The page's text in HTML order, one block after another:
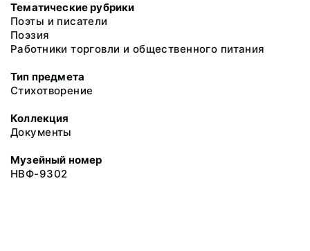
Тематические рубрики
Поэты и писатели
Поэзия
Работники торговли и общественного питания
Тип предмета
Стихотворение
Коллекция
Документы
Музейный номер
НВФ-9302